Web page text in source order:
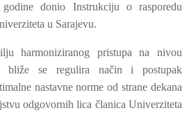
donio Instrukciju o rasporedu
u Sarajevu.
harmoniziranog pristupa na nivou
bliže se regulira način i postupak
nastavne norme od strane dekana
odgovornih lica članica Univerziteta